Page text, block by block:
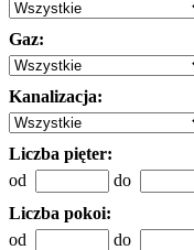
Gaz:
Kanalizacja:
Liczba pięter:
od
do
Liczba pokoi:
od
do